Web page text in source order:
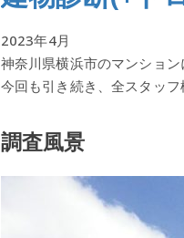
2023年4月
神奈川県横浜市のマンショ
今回も引き続き、全スタッ
調査風景